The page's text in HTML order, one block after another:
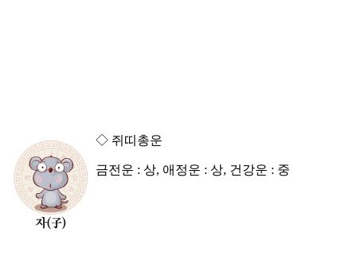
◇ 쥐띠총운
금전운 : 상, 애정운 : 상, 건강운 : 중